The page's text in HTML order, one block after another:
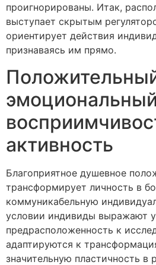
проигнорированы. Итак,
выступает скрытым
ориентирует действия
признаваясь им прямо.
активность
Благоприятное душевное
трансформирует личность в
коммуникабельную
условии индивиды выражают
предрасположенность к
адаптируются к
значительную пластичность в